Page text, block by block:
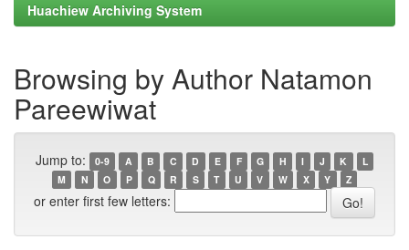
Huachiew Archiving System
Browsing by Author Natamon
Pareewiwat
Jump to: 0-9 A B C D E F G H I J K
L
M
N O P Q R S T U V W X Y Z
or enter first few letters: